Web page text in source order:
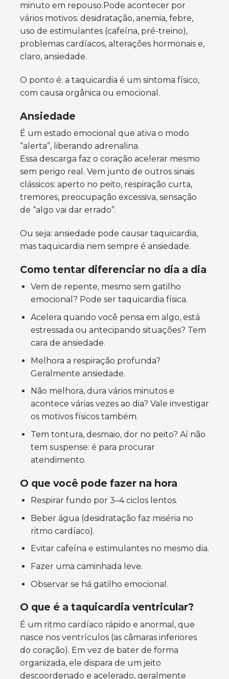
minuto em repouso.Pode acontecer por
vários motivos: desidratação, anemia, febre,
uso de estimulantes (cafeína, pré-treino),
problemas cardíacos, alterações hormonais e,
claro, ansiedade.
O ponto é: a taquicardia é um sintoma físico,
com causa orgânica ou emocional.
Ansiedade
É um estado emocional que ativa o modo
“alerta”, liberando adrenalina.
Essa descarga faz o coração acelerar mesmo
sem perigo real. Vem junto de outros sinais
clássicos: aperto no peito, respiração curta,
tremores, preocupação excessiva, sensação
de “algo vai dar errado”.
Ou seja: ansiedade pode causar taquicardia,
mas taquicardia nem sempre é ansiedade.
Como tentar diferenciar no dia a dia
Vem de repente, mesmo sem gatilho
emocional? Pode ser taquicardia física.
Acelera quando você pensa em algo, está
estressada ou antecipando situações? Tem
cara de ansiedade.
Melhora a respiração profunda?
Geralmente ansiedade.
Não melhora, dura vários minutos e
acontece várias vezes ao dia? Vale investigar
os motivos físicos também.
Tem tontura, desmaio, dor no peito? Aí não
tem suspense: é para procurar
atendimento.
O que você pode fazer na hora
Respirar fundo por 3–4 ciclos lentos.
Beber água (desidratação faz miséria no
ritmo cardíaco).
Evitar cafeína e estimulantes no mesmo dia.
Fazer uma caminhada leve.
Observar se há gatilho emocional.
O que é a taquicardia ventricular?
É um ritmo cardíaco rápido e anormal, que
nasce nos ventrículos (as câmaras inferiores
do coração). Em vez de bater de forma
organizada, ele dispara de um jeito
descoordenado e acelerado, geralmente